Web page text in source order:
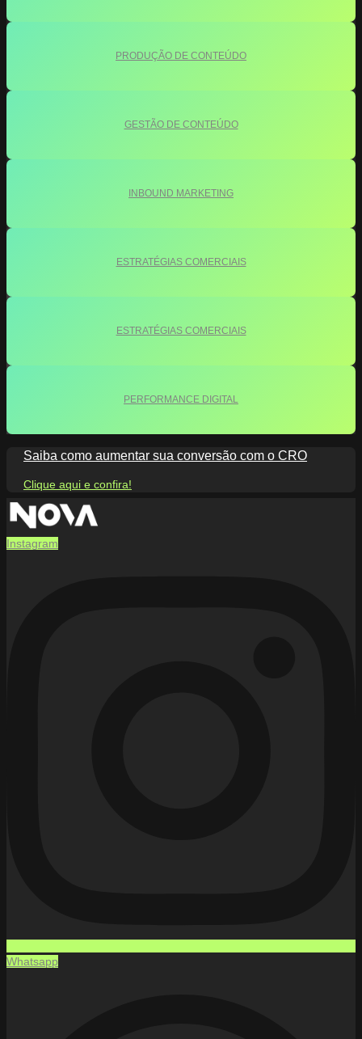
PRODUÇÃO DE CONTEÚDO
GESTÃO DE CONTEÚDO
INBOUND MARKETING
ESTRATÉGIAS COMERCIAIS
ESTRATÉGIAS COMERCIAIS
PERFORMANCE DIGITAL
Saiba como aumentar sua conversão com o CRO
Clique aqui e confira!
Instagram
Whatsapp